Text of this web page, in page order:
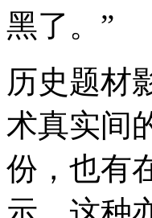
黑了。”
历史题材
术真实间
份，也有